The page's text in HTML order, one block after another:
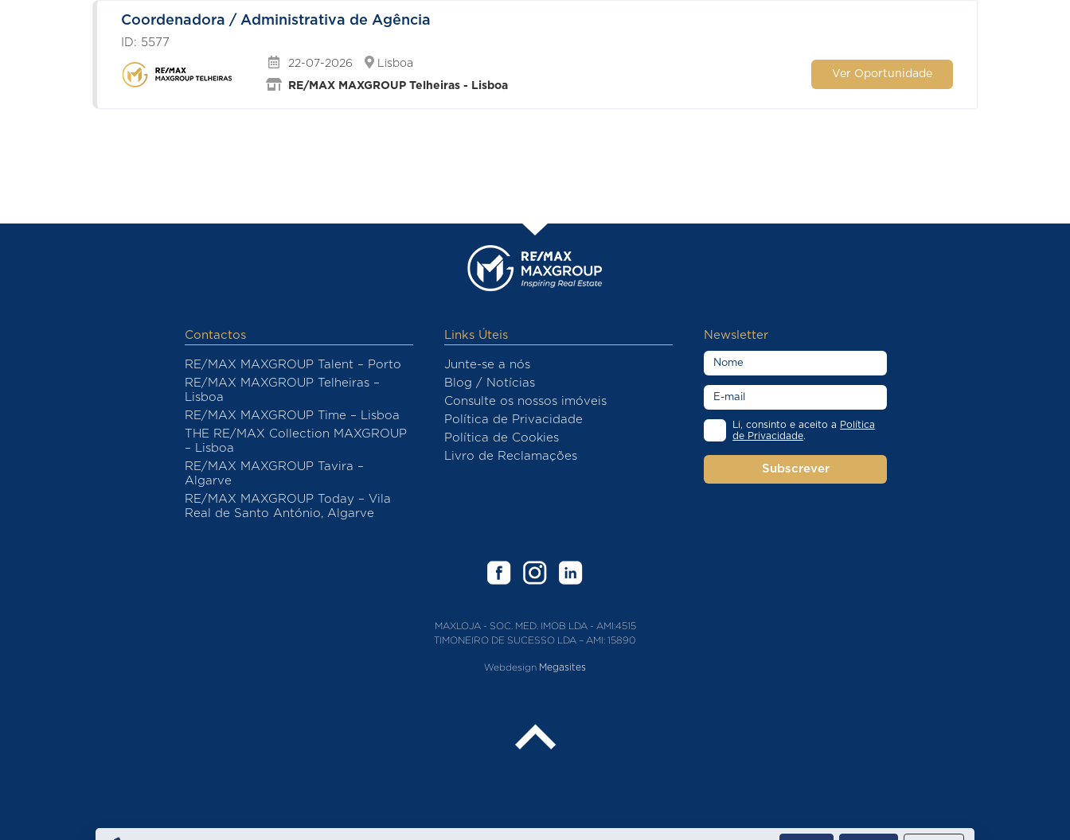
Coordenadora / Administrativa de Agência
ID: 5577
22-07-2026
Lisboa
RE/MAX MAXGROUP Telheiras - Lisboa
Ver Oportunidade
Contactos
RE/MAX MAXGROUP Talent – Porto
RE/MAX MAXGROUP Telheiras –
Lisboa
RE/MAX MAXGROUP Time – Lisboa
THE RE/MAX Collection MAXGROUP
– Lisboa
RE/MAX MAXGROUP Tavira –
Algarve
RE/MAX MAXGROUP Today – Vila
Real de Santo António, Algarve
Links Úteis
Junte-se a nós
Blog / Notícias
Consulte os nossos imóveis
Política de Privacidade
Política de Cookies
Livro de Reclamações
Newsletter
Li, consinto e aceito a Política
de Privacidade.
Subscrever
MAXLOJA - SOC. MED. IMOB LDA - AMI:4515
TIMONEIRO DE SUCESSO LDA – AMI: 15890
Webdesign Megasites